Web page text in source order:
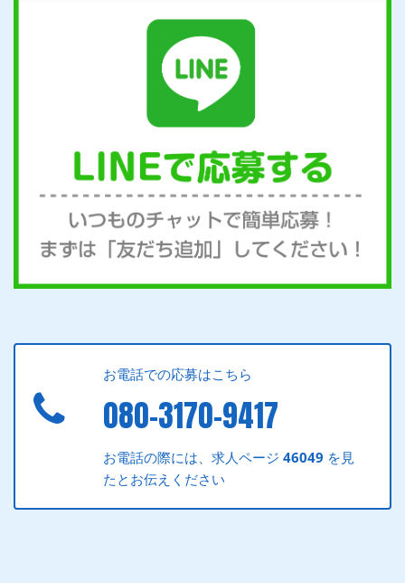
お電話での応募はこちら
080-3170-9417
お電話の際には、求人ページ46049 を見
たとお伝えください